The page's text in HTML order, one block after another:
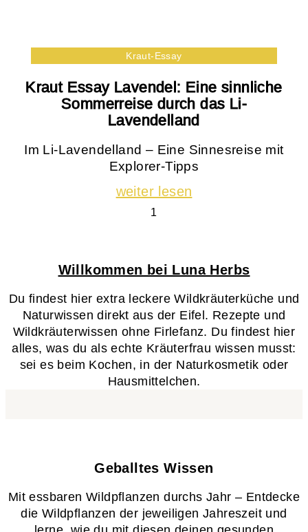
Kraut-Essay
Kraut Essay Lavendel: Eine sinnliche
Sommerreise durch das Li-
Lavendelland
Im Li-Lavendelland – Eine Sinnesreise mit
Explorer-Tipps
weiter lesen
Willkommen bei Luna Herbs
Du findest hier extra leckere Wildkräuterküche und
Naturwissen direkt aus der Eifel. Rezepte und
Wildkräuterwissen ohne Firlefanz. Du findest hier
alles, was du als echte Kräuterfrau wissen musst:
sei es beim Kochen, in der Naturkosmetik oder
Hausmittelchen.
Geballtes Wissen​
Mit essbaren Wildpflanzen durchs Jahr – Entdecke
die Wildpflanzen der jeweiligen Jahreszeit und